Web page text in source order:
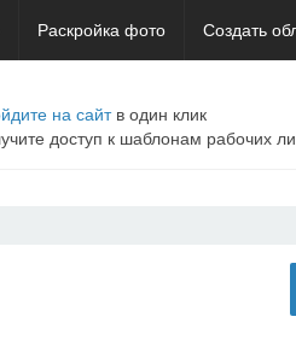
Раскройка фото Создать
на сайтв один клик
доступ к шаблонам рабочих